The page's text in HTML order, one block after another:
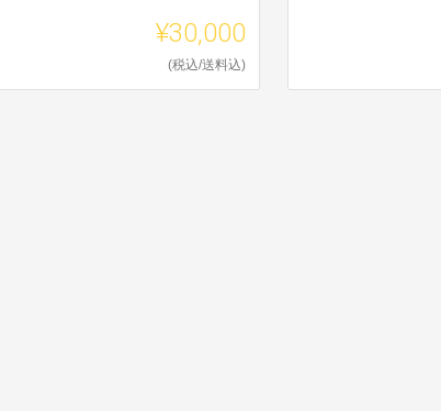
¥30,000
(税込/送料込)